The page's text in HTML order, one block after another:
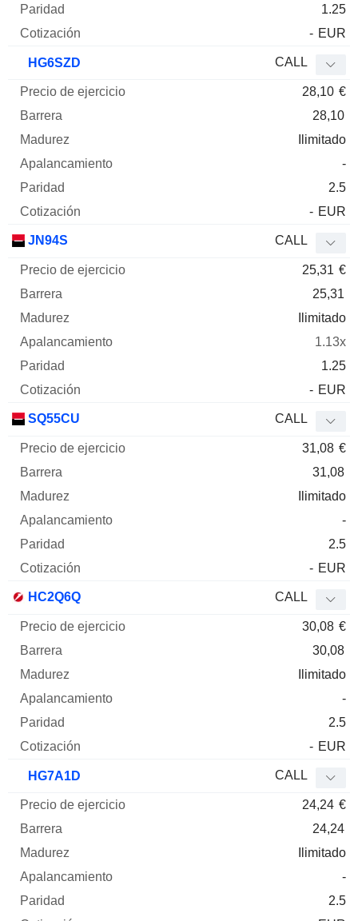
1.25
- EUR
HG6SZD CALL
28,10 €
28,10
Ilimitado
-
2.5
- EUR
JN94S CALL
25,31 €
25,31
Ilimitado
1.13x
1.25
- EUR
SQ55CU CALL
31,08 €
31,08
Ilimitado
-
2.5
- EUR
HC2Q6Q CALL
30,08 €
30,08
Ilimitado
-
2.5
- EUR
HG7A1D CALL
24,24 €
24,24
Ilimitado
-
2.5